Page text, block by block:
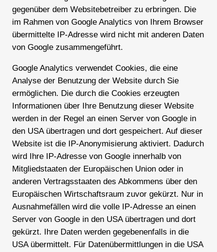
gegenüber dem Websitebetreiber zu erbringen. Die
im Rahmen von Google Analytics von Ihrem Browser
übermittelte IP-Adresse wird nicht mit anderen Daten
von Google zusammengeführt.
Google Analytics verwendet Cookies, die eine
Analyse der Benutzung der Website durch Sie
ermöglichen. Die durch die Cookies erzeugten
Informationen über Ihre Benutzung dieser Website
werden in der Regel an einen Server von Google in
den USA übertragen und dort gespeichert. Auf dieser
Website ist die IP-Anonymisierung aktiviert. Dadurch
wird Ihre IP-Adresse von Google innerhalb von
Mitgliedstaaten der Europäischen Union oder in
anderen Vertragsstaaten des Abkommens über den
Europäischen Wirtschaftsraum zuvor gekürzt. Nur in
Ausnahmefällen wird die volle IP-Adresse an einen
Server von Google in den USA übertragen und dort
gekürzt. Ihre Daten werden gegebenenfalls in die
USA übermittelt. Für Datenübermittlungen in die USA